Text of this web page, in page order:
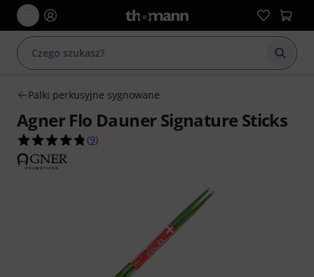
Palki perkusyjne sygnowane
Agner Flo Dauner Signature Sticks
4.8 na 5 gwiazdek z 9 ocen klientów
(9)